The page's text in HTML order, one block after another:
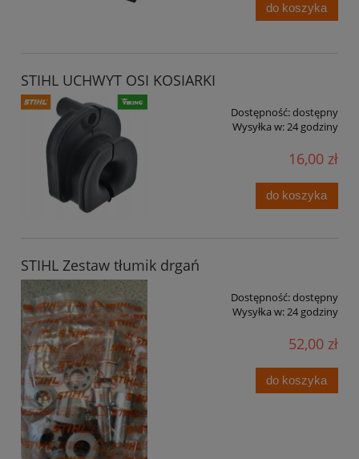
do koszyka
STIHL UCHWYT OSI KOSIARKI
Dostępność:dostępny
Wysyłka w:24 godziny
16,00 zł
do koszyka
STIHL Zestaw tłumik drgań
Dostępność:dostępny
Wysyłka w:24 godziny
52,00 zł
do koszyka